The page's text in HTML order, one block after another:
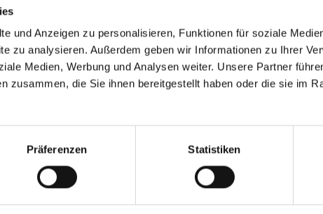
und Anzeigen zu personalisieren, Funktionen für soziale
zu analysieren. Außerdem geben wir Informationen zu Ihrer
Medien, Werbung und Analysen weiter. Unsere Partner
zusammen, die Sie ihnen bereitgestellt haben oder die sie im
Präferenzen Statistiken